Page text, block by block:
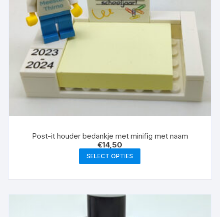
Post-it houder bedankje met minifig met naam
€14,50
SELECT OPTIES